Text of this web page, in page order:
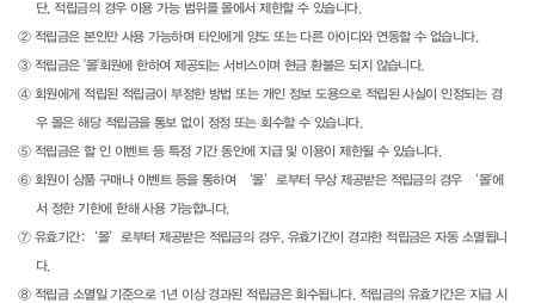
단, 적립금의 경우 이용 가능 범위를 몰에서 제한할 수 있습니다.
② 적립금은 본인만 사용 가능하며 타인에게 양도 또는 다른 아이디와 연동할 수 없습니다.
③ 적립금은 '몰'회원에 한하여 제공되는 서비스이며 현금 환불은 되지 않습니다.
④ 회원에게 적립된 적립금이 부정한 방법 또는 개인 정보 도용으로 적립된 사실이 인정되는 경
우 몰은 해당 적립금을 통보 없이 정정 또는 회수할 수 있습니다.
⑤ 적립금은 할 인 이벤트 등 특정 기간 동안에 지급 및 이용이 제한될 수 있습니다.
⑥ 회원이 상품 구매나 이벤트 등을 통하여 ‘몰’로부터 무상 제공받은 적립금의 경우 ‘몰'에
서 정한 기한에 한해 사용 가능합니다.
⑦ 유효기간:‘몰’로부터 제공받은 적립금의 경우, 유효기간이 경과한 적립금은 자동 소멸됩니
다.
⑧ 적립금 소멸일 기준으로 1년 이상 경과된 적립금은 회수됩니다. 적립금의 유효기간은 지급 시